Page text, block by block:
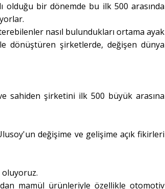
olduğu bir dönemde bu ilk 500 arasında
nasıl bulundukları ortama ayak
dönüştüren şirketlerde, değişen dünya
sahiden şirketini ilk 500 büyük arasına
değişime ve gelişime açık fikirleri
oluyoruz.
mamül ürünleriyle özellikle otomotiv